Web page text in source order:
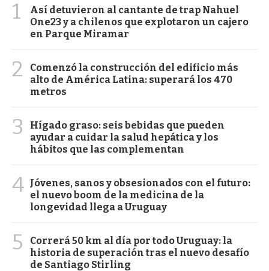
1
Así detuvieron al cantante de trap Nahuel
One23 y a chilenos que explotaron un cajero
en Parque Miramar
2
Comenzó la construcción del edificio más
alto de América Latina: superará los 470
metros
3
Hígado graso: seis bebidas que pueden
ayudar a cuidar la salud hepática y los
hábitos que las complementan
4 Jóvenes, sanos y obsesionados con el futuro:
el nuevo boom de la medicina de la
longevidad llega a Uruguay
5
Correrá 50 km al día por todo Uruguay: la
historia de superación tras el nuevo desafío
de Santiago Stirling